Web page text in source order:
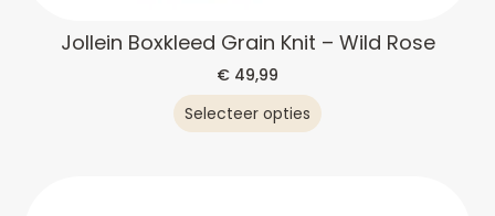
Jollein Boxkleed Grain Knit – Wild Rose
€ 49,99
Selecteer opties